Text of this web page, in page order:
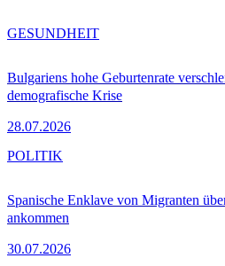
Bulgariens hohe Geburtenrate
demografische Krise
28.07.2026
GESUNDHEIT
Spanische Enklave von Migranten
ankommen
30.07.2026
POLITIK